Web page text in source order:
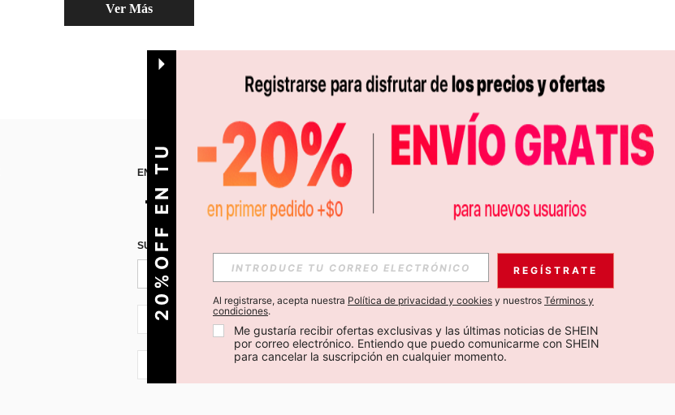
Ver Más
ENCUÉNTRANOS EN APP
SUSCRÍBETE PARA RECIBIR OFERTAS EXCLUSIVAS, PROMOCIONES Y NOTICIAS DE SHEIN
Suscribir
CL + 56
2
0
%
O
F
F
E
N
T
U
P
R
I
M
E
R
P
E
D
I
D REGÍSTRATE
Al registrarse, acepta nuestra Política de privacidad y cookies y nuestros Términos y
condiciones.
Me gustaría recibir ofertas exclusivas y las últimas noticias de SHEIN
por correo electrónico. Entiendo que puedo comunicarme con SHEIN
para cancelar la suscripción en cualquier momento.